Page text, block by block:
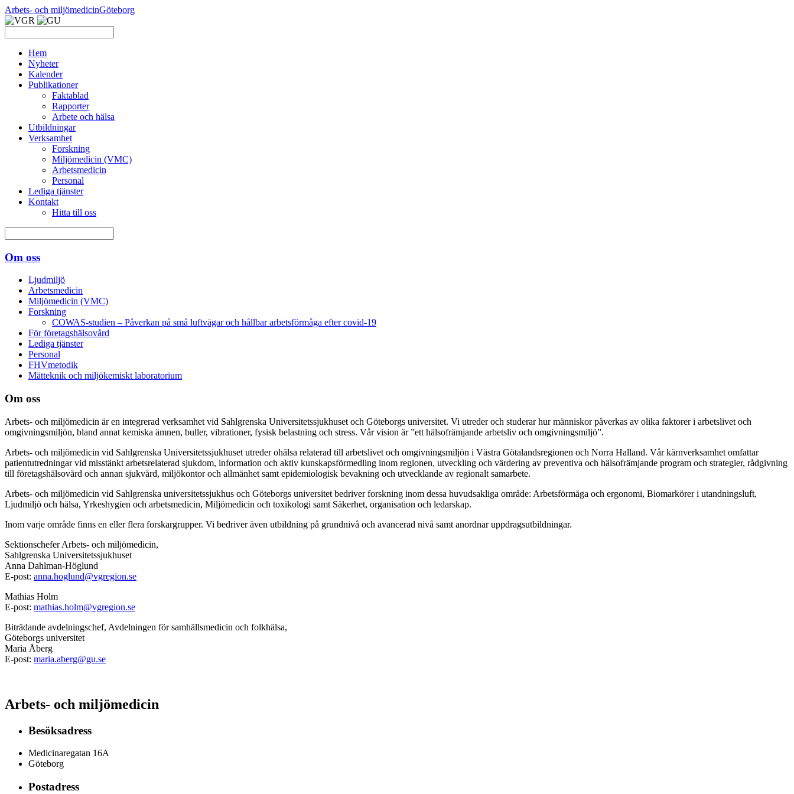
Arbets- och miljömedicinGöteborg
Hem
Nyheter
Kalender
Publikationer
Faktablad
Rapporter
Arbete och hälsa
Utbildningar
Verksamhet
Forskning
Miljömedicin (VMC)
Arbetsmedicin
Personal
Lediga tjänster
Kontakt
Hitta till oss
Om oss
Ljudmiljö
Arbetsmedicin
Miljömedicin (VMC)
Forskning
COWAS-studien – Påverkan på små luftvägar och hållbar arbetsförmåga efter covid-19
För företagshälsovård
Lediga tjänster
Personal
FHVmetodik
Mätteknik och miljökemiskt laboratorium
Om oss
Arbets- och miljömedicin är en integrerad verksamhet vid Sahlgrenska Universitetssjukhuset och Göteborgs universitet. Vi utreder och studerar hur människor påverkas av olika faktorer i arbetslivet och
omgivningsmiljön, bland annat kemiska ämnen, buller, vibrationer, fysisk belastning och stress. Vår vision är ”ett hälsofrämjande arbetsliv och omgivningsmiljö”.
Arbets- och miljömedicin vid Sahlgrenska Universitetssjukhuset utreder ohälsa relaterad till arbetslivet och omgivningsmiljön i Västra Götalandsregionen och Norra Halland. Vår kärnverksamhet omfattar
patientutredningar vid misstänkt arbetsrelaterad sjukdom, information och aktiv kunskapsförmedling inom regionen, utveckling och värdering av preventiva och hälsofrämjande program och strategier, rådgivning
till företagshälsovård och annan sjukvård, miljökontor och allmänhet samt epidemiologisk bevakning och utvecklande av regionalt samarbete.
Arbets- och miljömedicin vid Sahlgrenska universitetssjukhus och Göteborgs universitet bedriver forskning inom dessa huvudsakliga område: Arbetsförmåga och ergonomi, Biomarkörer i utandningsluft,
Ljudmiljö och hälsa, Yrkeshygien och arbetsmedicin, Miljömedicin och toxikologi samt Säkerhet, organisation och ledarskap.
Inom varje område finns en eller flera forskargrupper. Vi bedriver även utbildning på grundnivå och avancerad nivå samt anordnar uppdragsutbildningar.
Sektionschefer Arbets- och miljömedicin,
Sahlgrenska Universitetssjukhuset
Anna Dahlman-Höglund
E-post: anna.hoglund@vgregion.se
Mathias Holm
E-post: mathias.holm@vgregion.se
Biträdande avdelningschef, Avdelningen för samhällsmedicin och folkhälsa,
Göteborgs universitet
Maria Åberg
E-post: maria.aberg@gu.se
Arbets- och miljömedicin
Besöksadress
Medicinaregatan 16A
Göteborg
Postadress